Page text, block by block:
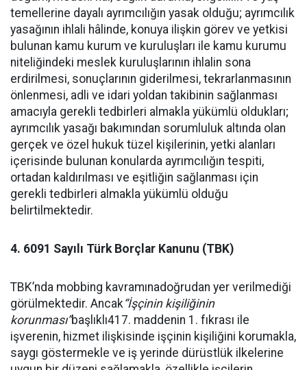
temellerine dayalı ayrımcılığın yasak olduğu; ayrımcılık
yasağının ihlali hâlinde, konuya ilişkin görev ve yetkisi
bulunan kamu kurum ve kuruluşları ile kamu kurumu
niteliğindeki meslek kuruluşlarının ihlalin sona
erdirilmesi, sonuçlarının giderilmesi, tekrarlanmasının
önlenmesi, adli ve idari yoldan takibinin sağlanması
amacıyla gerekli tedbirleri almakla yükümlü oldukları;
ayrımcılık yasağı bakımından sorumluluk altında olan
gerçek ve özel hukuk tüzel kişilerinin, yetki alanları
içerisinde bulunan konularda ayrımcılığın tespiti,
ortadan kaldırılması ve eşitliğin sağlanması için
gerekli tedbirleri almakla yükümlü olduğu
belirtilmektedir.
4. 6091 Sayılı Türk Borçlar Kanunu (TBK)
TBK’nda mobbing kavramınadoğrudan yer verilmediği
görülmektedir. Ancak“İşçinin kişiliğinin
korunması”başlıklı417. maddenin 1. fıkrası ile
işverenin, hizmet ilişkisinde işçinin kişiliğini korumakla,
saygı göstermekle ve iş yerinde dürüstlük ilkelerine